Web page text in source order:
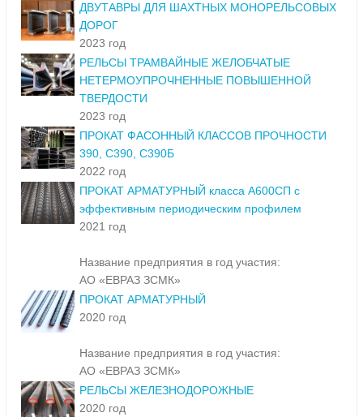
ДВУТАВРЫ ДЛЯ ШАХТНЫХ МОНОРЕЛЬСОВЫХ
ДОРОГ
2023 год
РЕЛЬСЫ ТРАМВАЙНЫЕ ЖЕЛОБЧАТЫЕ
НЕТЕРМОУПРОЧНЕННЫЕ ПОВЫШЕННОЙ
ТВЕРДОСТИ
2023 год
ПРОКАТ ФАСОННЫЙ КЛАССОВ ПРОЧНОСТИ
390, С390, С390Б
2022 год
ПРОКАТ АРМАТУРНЫЙ класса А600СП с
эффективным периодическим профилем
2021 год
Название предприятия в год участия:
АО «ЕВРАЗ ЗСМК»
ПРОКАТ АРМАТУРНЫЙ
2020 год
Название предприятия в год участия:
АО «ЕВРАЗ ЗСМК»
РЕЛЬСЫ ЖЕЛЕЗНОДОРОЖНЫЕ
2020 год